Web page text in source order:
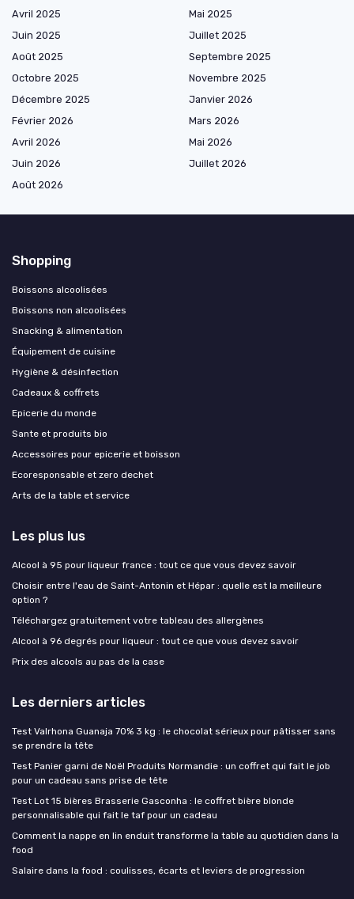
Avril 2025
Mai 2025
Juin 2025
Juillet 2025
Août 2025
Septembre 2025
Octobre 2025
Novembre 2025
Décembre 2025
Janvier 2026
Février 2026
Mars 2026
Avril 2026
Mai 2026
Juin 2026
Juillet 2026
Août 2026
Shopping
Boissons alcoolisées
Boissons non alcoolisées
Snacking & alimentation
Équipement de cuisine
Hygiène & désinfection
Cadeaux & coffrets
Epicerie du monde
Sante et produits bio
Accessoires pour epicerie et boisson
Ecoresponsable et zero dechet
Arts de la table et service
Les plus lus
Alcool à 95 pour liqueur france : tout ce que vous devez savoir
Choisir entre l'eau de Saint-Antonin et Hépar : quelle est la meilleure
option ?
Téléchargez gratuitement votre tableau des allergènes
Alcool à 96 degrés pour liqueur : tout ce que vous devez savoir
Prix des alcools au pas de la case
Les derniers articles
Test Valrhona Guanaja 70% 3 kg : le chocolat sérieux pour pâtisser sans
se prendre la tête
Test Panier garni de Noël Produits Normandie : un coffret qui fait le job
pour un cadeau sans prise de tête
Test Lot 15 bières Brasserie Gasconha : le coffret bière blonde
personnalisable qui fait le taf pour un cadeau
Comment la nappe en lin enduit transforme la table au quotidien dans la
food
Salaire dans la food : coulisses, écarts et leviers de progression